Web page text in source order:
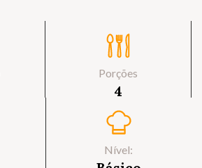
Porções
4
Nível: